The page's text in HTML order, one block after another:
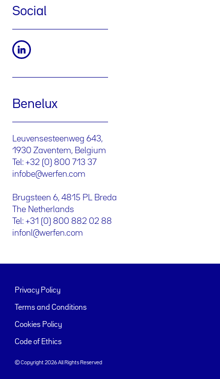
Social
Benelux
Leuvensesteenweg 643,
1930 Zaventem, Belgium
Tel: +32 (0) 800 713 37
infobe@werfen.com
Brugsteen 6, 4815 PL Breda
The Netherlands
Tel: +31 (0) 800 882 02 88
infonl@werfen.com
Privacy Policy
Terms and Conditions
Cookies Policy
Code of Ethics
© Copyright 2026 All Rights Reserved